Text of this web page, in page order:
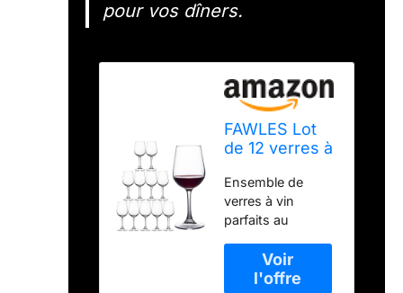
pour vos dîners.
FAWLES Lot
de 12 verres à
entièrement
trempés,
résistants aux
chocs pour
vin rouge ou
blanc, passent
Ensemble de
verres à vin
parfaits au
de 12 verres à vin
répondra